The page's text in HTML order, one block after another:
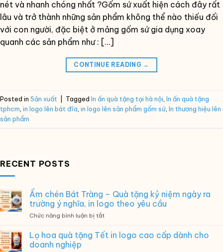
nét và nhanh chóng nhất ?Gốm sứ xuất hiện cách đây rất
lâu và trở thành những sản phẩm không thể nào thiếu đối
với con người, đặc biệt ở mảng gốm sứ gia dụng xoay
quanh các sản phẩm như : […]
CONTINUE READING →
Posted in Sản xuất Tagged In ấn quà tặng tại hà nội In ấn quà tặng
tphcm in logo lên bát đĩa in logo lên sản phẩm gốm sứ In thương hiệu lên
sản phẩm
RECENT POSTS
Ấm chén Bát Tràng – Quà tặng kỷ niệm ngày ra
trường ý nghĩa, in logo theo yêu cầu
Chức năng bình luận bị tắtở
chén
Lọ hoa quà tặng Tết in logo cao cấp dành cho
doanh nghiệp